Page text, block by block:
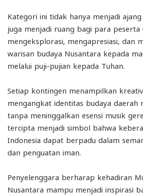
Kategori ini tidak hanya menjadi
juga menjadi ruang bagi para peserta
mengeksplorasi, mengapresiasi, dan
warisan budaya Nusantara kepada
melalui puji-pujian kepada Tuhan.
Setiap kontingen menampilkan
mengangkat identitas budaya daerah
tanpa meninggalkan esensi musik
tercipta menjadi simbol bahwa
Indonesia dapat berpadu dalam
dan penguatan iman.
Penyelenggara berharap kehadiran
Nusantara mampu menjadi inspirasi